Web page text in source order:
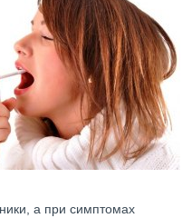
а при симптомах